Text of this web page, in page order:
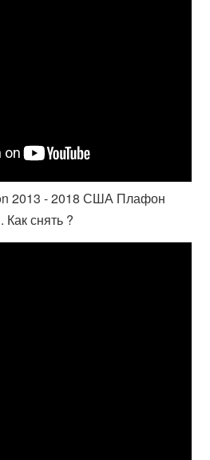
2013 - 2018 США Плафон
снять ?